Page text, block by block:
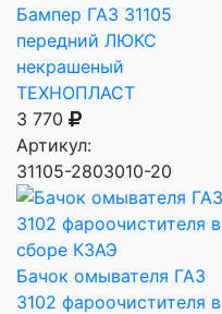
Бампер ГАЗ 31105
передний ЛЮКС
некрашеный
ТЕХНОПЛАСТ
3 770
Артикул:
31105-2803010-20
Бачок омывателя ГАЗ
3102 фароочистителя в